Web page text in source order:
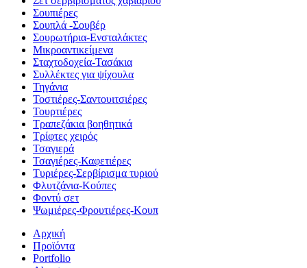
Σουπιέρες
Σουπλά -Σουβέρ
Σουρωτήρια-Ενσταλάκτες
Μικροαντικείμενα
Σταχτοδοχεία-Τασάκια
Συλλέκτες για ψίχουλα
Τηγάνια
Τοστιέρες-Σαντουιτσιέρες
Τουρτιέρες
Τραπεζάκια βοηθητικά
Τρίφτες χειρός
Τσαγιερά
Τσαγιέρες-Καφετιέρες
Τυριέρες-Σερβίρισμα τυριού
Φλυτζάνια-Κούπες
Φοντύ σετ
Ψωμιέρες-Φρουτιέρες-Κουπ
Αρχική
Προϊόντα
Portfolio